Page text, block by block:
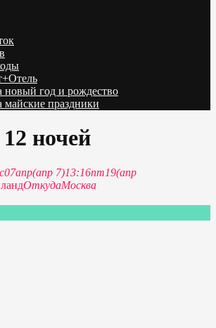
новый год и рождество
майские праздники
ночей
07апр(апр 7)13:16пт19(апр
ОткудаМосква